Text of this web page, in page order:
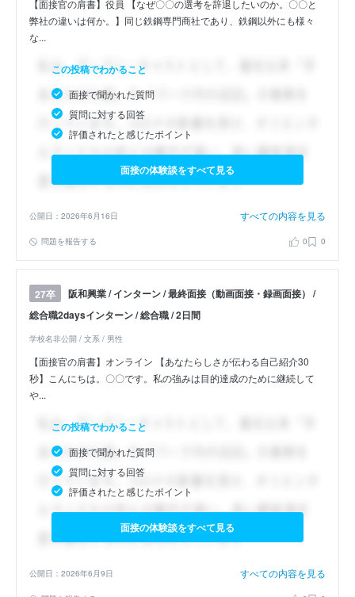
【面接官の肩書】役員 【なぜ〇〇の選考を辞退したいのか。〇〇と
弊社の違いは何か。】同じ鉄鋼専門商社であり、鉄鋼以外にも様々
な...
この投稿でわかること
面接で聞かれた質問
質問に対する回答
評価されたと感じたポイント
面接の体験談をすべて見る
公開日：2026年6月16日 すべての内容を見る
問題を報告する 0 0
27卒
阪和興業 / インターン / 最終面接（動画面接・録画面接） /
総合職2daysインターン / 総合職 / 2日間
学校名非公開 / 文系 / 男性
【面接官の肩書】オンライン 【あなたらしさが伝わる自己紹介30
秒】こんにちは。〇〇です。私の強みは目的達成のために継続して
や...
この投稿でわかること
面接で聞かれた質問
質問に対する回答
評価されたと感じたポイント
面接の体験談をすべて見る
公開日：2026年6月9日 すべての内容を見る